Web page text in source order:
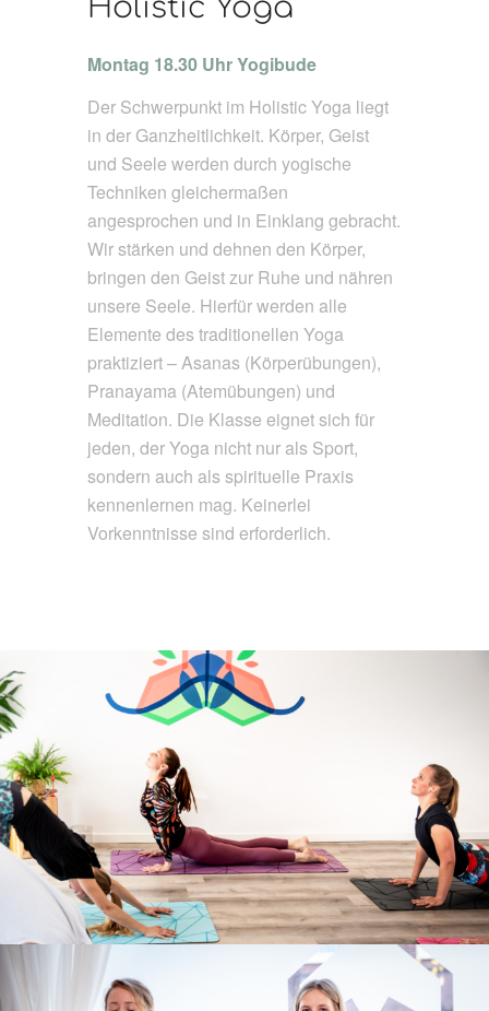
Holistic Yoga
Montag 18.30 Uhr Yogibude
Der Schwerpunkt im Holistic Yoga liegt
in der Ganzheitlichkeit. Körper, Geist
und Seele werden durch yogische
Techniken gleichermaßen
angesprochen und in Einklang gebracht.
Wir stärken und dehnen den Körper,
bringen den Geist zur Ruhe und nähren
unsere Seele. Hierfür werden alle
Elemente des traditionellen Yoga
praktiziert – Asanas (Körperübungen),
Pranayama (Atemübungen) und
Meditation. Die Klasse eignet sich für
jeden, der Yoga nicht nur als Sport,
sondern auch als spirituelle Praxis
kennenlernen mag. Keinerlei
Vorkenntnisse sind erforderlich.